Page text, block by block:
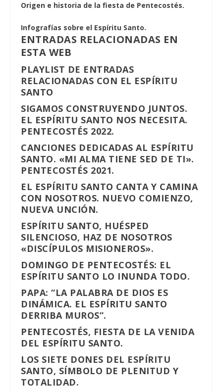
Origen e historia de la fiesta de Pentecostés.
Infografías sobre el Espíritu Santo.
ENTRADAS RELACIONADAS EN
ESTA WEB
PLAYLIST DE ENTRADAS
RELACIONADAS CON EL ESPÍRITU
SANTO
SIGAMOS CONSTRUYENDO JUNTOS.
EL ESPÍRITU SANTO NOS NECESITA.
PENTECOSTÉS 2022.
CANCIONES DEDICADAS AL ESPÍRITU
SANTO. «MI ALMA TIENE SED DE TI».
PENTECOSTÉS 2021.
EL ESPÍRITU SANTO CANTA Y CAMINA
CON NOSOTROS. NUEVO COMIENZO,
NUEVA UNCIÓN.
ESPÍRITU SANTO, HUÉSPED
SILENCIOSO, HAZ DE NOSOTROS
«DISCÍPULOS MISIONEROS».
DOMINGO DE PENTECOSTÉS: EL
ESPÍRITU SANTO LO INUNDA TODO.
PAPA: “LA PALABRA DE DIOS ES
DINÁMICA. EL ESPÍRITU SANTO
DERRIBA MUROS”.
PENTECOSTÉS, FIESTA DE LA VENIDA
DEL ESPÍRITU SANTO.
LOS SIETE DONES DEL ESPÍRITU
SANTO, SÍMBOLO DE PLENITUD Y
TOTALIDAD.